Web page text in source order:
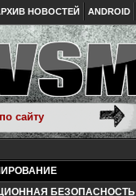
НОВОСТЕЙ ANDROID
БЕЗОПАСНОСТЬ